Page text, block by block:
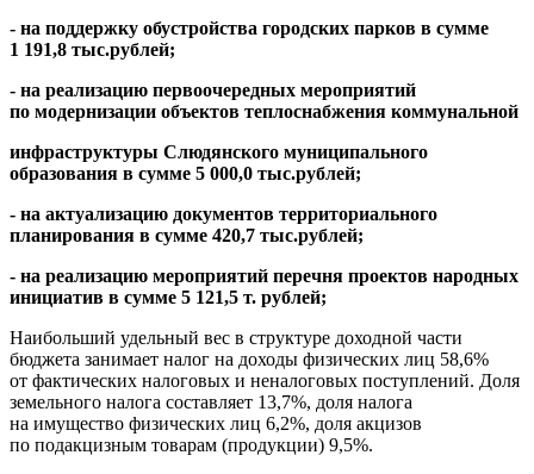
- на поддержку обустройства городских парков в сумме
1 191,8 тыс.рублей;
- на реализацию первоочередных мероприятий
по модернизации объектов теплоснабжения коммунальной
инфраструктуры Слюдянского муниципального
образования в сумме 5 000,0 тыс.рублей;
- на актуализацию документов территориального
планирования в сумме 420,7 тыс.рублей;
- на реализацию мероприятий перечня проектов народных
инициатив в сумме 5 121,5 т. рублей;
Наибольший удельный вес в структуре доходной части
бюджета занимает налог на доходы физических лиц 58,6%
от фактических налоговых и неналоговых поступлений. Доля
земельного налога составляет 13,7%, доля налога
на имущество физических лиц 6,2%, доля акцизов
по подакцизным товарам (продукции) 9,5%.